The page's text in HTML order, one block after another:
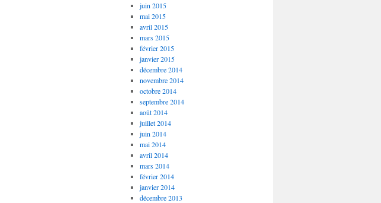
juin 2015
mai 2015
avril 2015
mars 2015
février 2015
janvier 2015
décembre 2014
novembre 2014
octobre 2014
septembre 2014
août 2014
juillet 2014
juin 2014
mai 2014
avril 2014
mars 2014
février 2014
janvier 2014
décembre 2013